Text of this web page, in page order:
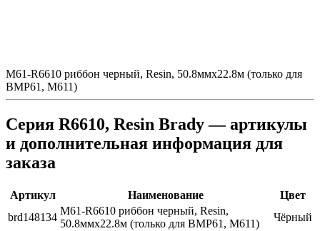
M61-R6610 риббон черный, Resin, 50.8ммх22.8м (только для
BMP61, M611)
Серия R6610, Resin Brady — артикулы
и дополнительная информация для
заказа
Артикул Наименование
Цвет
brd148134
M61-R6610 риббон черный, Resin,
50.8ммх22.8м (только для BMP61, M611)
Чёрный